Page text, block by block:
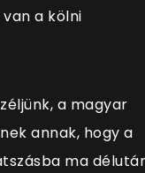
a kölni
a magyar
annak, hogy a
ma